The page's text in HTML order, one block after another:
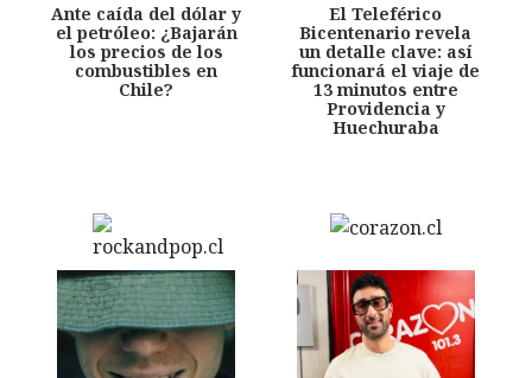
Ante caída del dólar y
el petróleo: ¿Bajarán
los precios de los
combustibles en
Chile?
El Teleférico
Bicentenario revela
un detalle clave: así
funcionará el viaje de
13 minutos entre
Providencia y
Huechuraba